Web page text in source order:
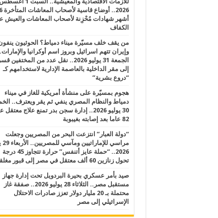
2026.. أوضاع قاسية لأصحاب المعاشات المتأخرة 6
أشهر شهادات مُحْزِنة لأصحاب المعاشات والعيش
الكفاف
من يقف خلف مسيّرة ميناء دمياط؟ الحوثيون
وإيران تتهم اسرائيل وبروز اسم أوكرانيا
الجمعة 31 يوليو 2026.. نقل عدد من المختفين
إلى مقر الداخلية بالعاصمة الإدارية لاستخدامهم كـ
“دروع بشرية”
هجوم بمسيّرة على منشأة أمريكية للغاز في ميناء
دمياط والنظام المصري ينفي ثم يقر ويعترف..
30 يوليو 2026.. إدارة سجن بدر تمنع علاج
82 عاما بعد إصابته بغيبوبة
“دولة العبار” انتزعت البحر من المصريين وجعلت
2026.. “حملة عايز أتنفس” حرارة تتجاوز 45 درجة
تحول زنازين 60 ألف معتقل في مصر إلى قبور مغلقة
صيد بأمر عسكري بحيرة البردويل تحت إدارة جهاز
مستقبل مصر.. الثلاثاء 28 يوليو 2026.. صفقة غاز
محتملة بـ 20 مليار دولار تعزز صادرات الاحتلال
الإسرائيلي إلى مصر